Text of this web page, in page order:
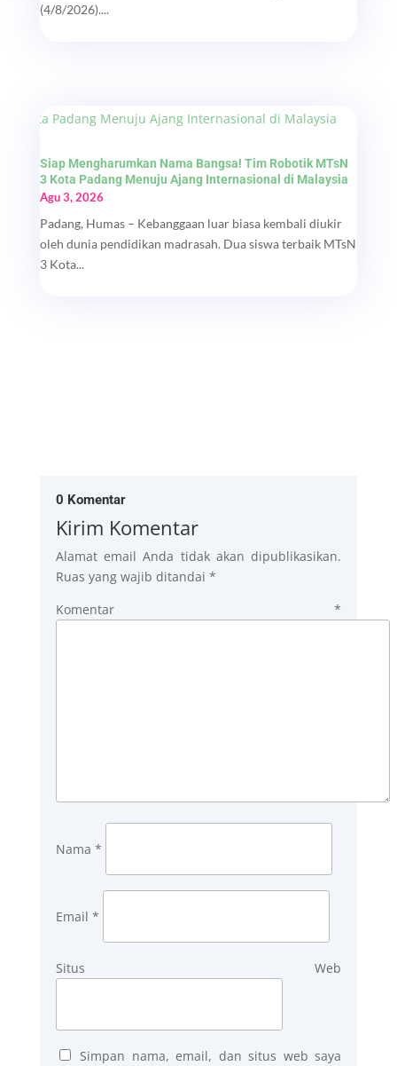
(4/8/2026)....
Siap Mengharumkan Nama Bangsa! Tim Robotik MTsN
3 Kota Padang Menuju Ajang Internasional di Malaysia
Agu 3, 2026
Padang, Humas – Kebanggaan luar biasa kembali diukir
oleh dunia pendidikan madrasah. Dua siswa terbaik MTsN
3 Kota...
0 Komentar
Kirim Komentar
Alamat email Anda tidak akan dipublikasikan.
Ruas yang wajib ditandai *
Komentar*
Nama *
Email *
Situs Web
Simpan nama, email, dan situs web saya